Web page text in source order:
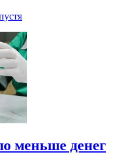
меньше денег